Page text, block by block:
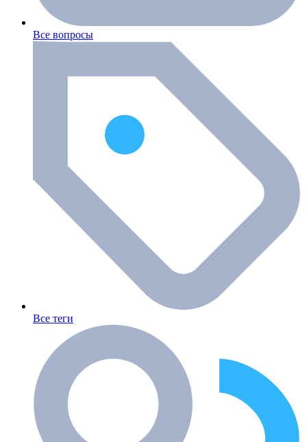
Все вопросы
Все теги